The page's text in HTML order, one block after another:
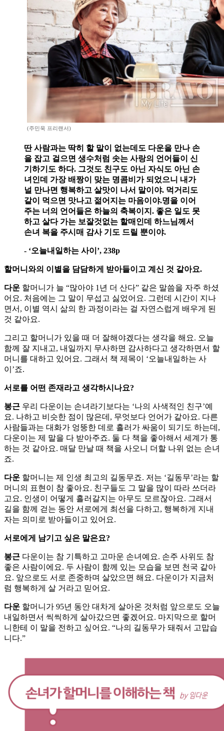
(주민욱 프리랜서)
딴 사람과는 딱히 할 말이 없는데도 다운을 만나 손
을 잡고 걸으면 생수처럼 솟는 사랑의 언어들이 신
기하기도 하다. 그것도 친구도 아닌 자식도 아닌 손
녀인데 가장 배짱이 맞는 명콤비가 되었으니 내가
널 만나면 행복하고 살맛이 나서 말이야. 먹거리도
같이 먹으면 맛나고 젊어지는 마음이야.명을 이어
주는 너의 언어들은 하늘의 축복이지. 좋은 일도 못
하고 살다 가는 보잘것없는 할매인데 하느님께서
손녀 복을 주시매 감사 기도 드릴 뿐이야.
- ‘오늘내일하는 사이’, 238p
할머니와의 이별을 담담하게 받아들이고 계신 것 같아요.
다운 할머니가 늘 “많아야 1년 더 산다” 같은 말씀을 자주 하셨
어요. 처음에는 그 말이 무섭고 싫었어요. 그런데 시간이 지나
면서, 이별 역시 삶의 한 과정이라는 걸 자연스럽게 배우게 된
것 같아요.
그리고 할머니가 있을 때 더 잘해야겠다는 생각을 해요. 오늘
함께 잘 지내고, 내일까지 무사하면 감사하다고 생각하면서 할
머니를 대하고 있어요. 그래서 책 제목이 ‘오늘내일하는 사
이’죠.
서로를 어떤 존재라고 생각하시나요?
봉근 우리 다운이는 손녀라기보다는 ‘나의 사색적인 친구’예
요. 나하고 비슷한 점이 많은데, 무엇보다 언어가 같아요. 다른
사람들과는 대화가 엉뚱한 데로 흘러가 싸움이 되기도 하는데,
다운이는 제 말을 다 받아주죠. 둘 다 책을 좋아해서 세계가 통
하는 것 같아요. 매달 만날 때 책을 사오니 더할 나위 없는 손녀
죠.
다운 할머니는 제 인생 최고의 길동무죠. 저는 ‘길동무’라는 할
머니의 표현이 참 좋아요. 친구들도 그 말을 많이 따라 쓰더라
고요. 인생이 어떻게 흘러갈지는 아무도 모르잖아요. 그래서
길을 함께 걷는 동안 서로에게 최선을 다하고, 행복하게 지내
자는 의미로 받아들이고 있어요.
서로에게 남기고 싶은 말은요?
봉근 다운이는 참 기특하고 고마운 손녀예요. 손주 사위도 참
좋은 사람이에요. 두 사람이 함께 있는 모습을 보면 천국 같아
요. 앞으로도 서로 존중하며 살았으면 해요. 다운이가 지금처
럼 행복하게 살 거라고 믿어요.
다운 할머니가 95년 동안 대차게 살아온 것처럼 앞으로도 오늘
내일하면서 씩씩하게 살아갔으면 좋겠어요. 마지막으로 할머
니한테 이 말을 전하고 싶어요. “나의 길동무가 돼줘서 고맙습
니다.”